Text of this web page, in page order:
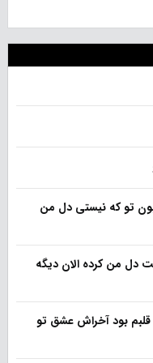
تو که نیستی دل من
دل من کرده الان دیگه
قلبم بود آخراش عشق تو